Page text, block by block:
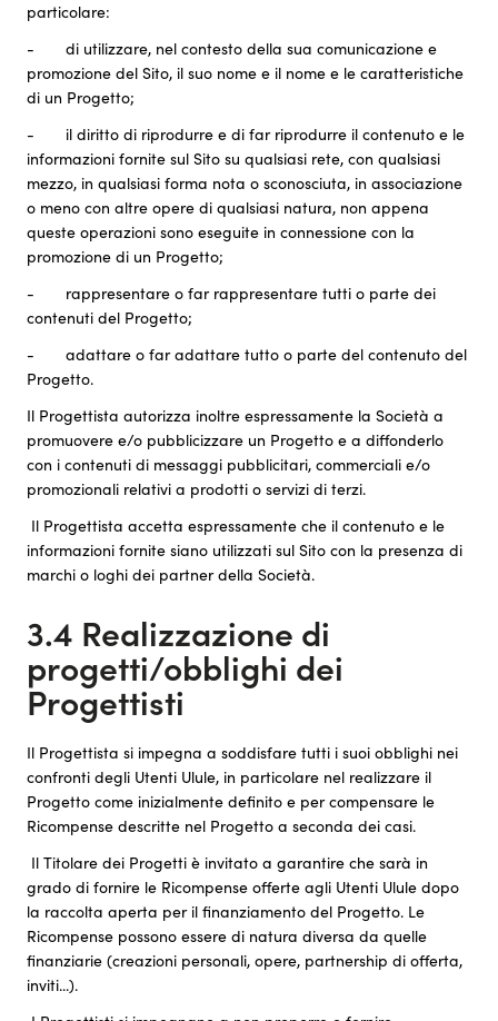
particolare:
- di utilizzare, nel contesto della sua comunicazione e
promozione del Sito, il suo nome e il nome e le caratteristiche
di un Progetto;
- il diritto di riprodurre e di far riprodurre il contenuto e le
informazioni fornite sul Sito su qualsiasi rete, con qualsiasi
mezzo, in qualsiasi forma nota o sconosciuta, in associazione
o meno con altre opere di qualsiasi natura, non appena
queste operazioni sono eseguite in connessione con la
promozione di un Progetto;
- rappresentare o far rappresentare tutti o parte dei
contenuti del Progetto;
- adattare o far adattare tutto o parte del contenuto del
Progetto.
Il Progettista autorizza inoltre espressamente la Società a
promuovere e/o pubblicizzare un Progetto e a diffonderlo
con i contenuti di messaggi pubblicitari, commerciali e/o
promozionali relativi a prodotti o servizi di terzi.
Il Progettista accetta espressamente che il contenuto e le
informazioni fornite siano utilizzati sul Sito con la presenza di
marchi o loghi dei partner della Società.
3.4 Realizzazione di
progetti/obblighi dei
Progettisti
Il Progettista si impegna a soddisfare tutti i suoi obblighi nei
confronti degli Utenti Ulule, in particolare nel realizzare il
Progetto come inizialmente definito e per compensare le
Ricompense descritte nel Progetto a seconda dei casi.
Il Titolare dei Progetti è invitato a garantire che sarà in
grado di fornire le Ricompense offerte agli Utenti Ulule dopo
la raccolta aperta per il finanziamento del Progetto. Le
Ricompense possono essere di natura diversa da quelle
finanziarie (creazioni personali, opere, partnership di offerta,
inviti...).